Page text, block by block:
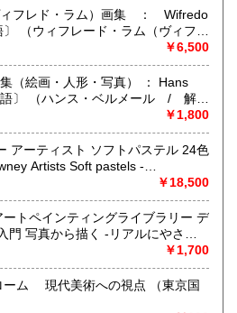
との手を経て残ってきたものとい
が残ります。用紙の劣化や使用に
れ、線引き、書き込みその他、保
等が必ずあります。また蔵書印や
ます。
に関しては主なところを記載して
の状態を重要視される方、または
は、お手数ですが、ご注文時にお
のキャンセルはいつでも出来ま
の書籍を登録しておりません。
いますので、お探しの本がござい
ィフレド・ラム）画集 ： Wifredo
レ
； Préface D'Yvon Tallander /
Grall ）
￥6,500
（絵画・人形・写真） ： Hans
ル / 解
）
￥1,800
アーティスト ソフトパステル 24色
Artists Soft pastels -
）〕 （ヘイゼル・ハ
）
￥18,500
トペインティングライブラリー デ
さし
￥1,700
現代美術への視点 （東京国